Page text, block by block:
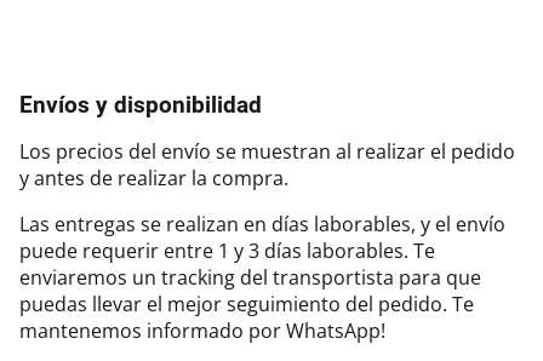
Envíos y disponibilidad
Los precios del envío se muestran al realizar el pedido
y antes de realizar la compra.
Las entregas se realizan en días laborables, y el envío
puede requerir entre 1 y 3 días laborables. Te
enviaremos un tracking del transportista para que
puedas llevar el mejor seguimiento del pedido. Te
mantenemos informado por WhatsApp!